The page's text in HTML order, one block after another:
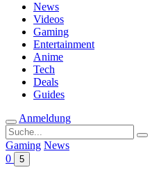
News
Videos
Gaming
Entertainment
Anime
Tech
Deals
Guides
Anmeldung
Suche
nach:
Gaming News
0
5